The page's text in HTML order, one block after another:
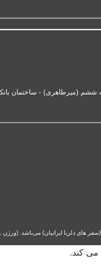
- ساختمان بانک سپه -
می کند.